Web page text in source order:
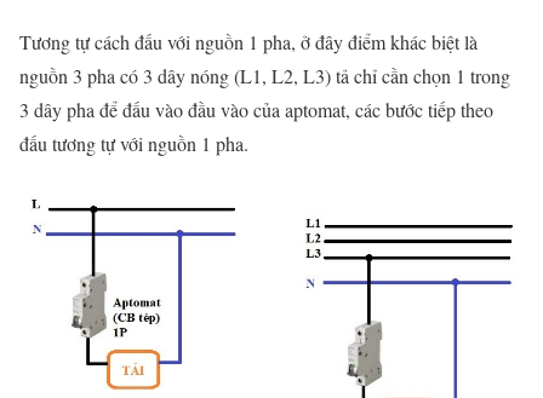
Tương tự cách đấu với nguồn 1 pha, ở đây điểm khác biệt là
nguồn 3 pha có 3 dây nóng (L1, L2, L3) tả chỉ cần chọn 1 trong
3 dây pha để đấu vào đầu vào của aptomat, các bước tiếp theo
đấu tương tự với nguồn 1 pha.